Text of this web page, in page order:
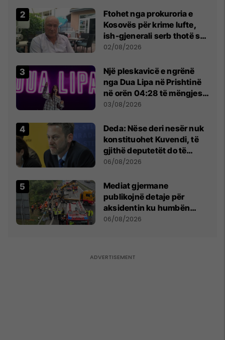
Ftohet nga prokuroria e
Kosovës për krime lufte,
ish-gjenerali serb thotë se
dikush e tradhtoi në
02/08/2026
Një pleskavicë e ngrënë
nga Dua Lipa në Prishtinë
në orën 04:28 të mëngjesit
- dhe bota digjitale serbe
03/08/2026
Deda: Nëse deri nesër nuk
konstituohet Kuvendi, të
gjithë deputetët do të
bëjnë shkelje të rëndë
06/08/2026
Mediat gjermane
publikojnë detaje për
aksidentin ku humbën
jetën tre mërgimtarë nga
06/08/2026